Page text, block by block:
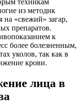
из методик
на «свежий» загар,
препаратов.
к
более болезненным,
уколов, так как в
крови.
лица в